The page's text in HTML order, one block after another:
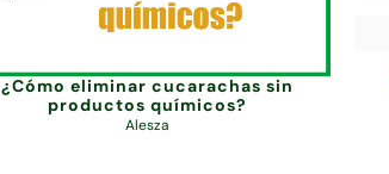
¿Cómo eliminar cucarachas sin
productos químicos?
Alesza